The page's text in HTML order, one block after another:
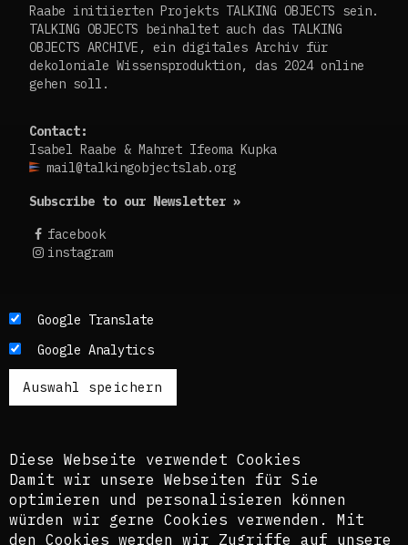
Raabe initiierten Projekts TALKING OBJECTS sein.
TALKING OBJECTS beinhaltet auch das TALKING
OBJECTS ARCHIVE, ein digitales Archiv für
dekoloniale Wissensproduktion, das 2024 online
gehen soll.
Contact:
Isabel Raabe & Mahret Ifeoma Kupka
mail@talkingobjectslab.org
Subscribe to our Newsletter »
facebook
instagram
Die Texte dieses Blogs werden in der Regel auf
Englisch und Deutsch, perspektivisch auch auf
Französisch publiziert. Um einen möglichst
breiten Zugang zu ermöglichen, nutzen wir
zusätzlich ein automatisches Übersetzungstool.
Es ist dem kuratorischen Team bewusst, dass
werden.
The texts of this blog are usually published in
English and German, perspectively also in
Google Translate
Google Analytics
Diese Webseite verwendet Cookies
Damit wir unsere Webseiten für Sie
optimieren und personalisieren können
würden wir gerne Cookies verwenden. Mit
den Cookies werden wir Zugriffe auf unsere